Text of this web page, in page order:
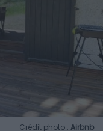
Crédit photo : Airbnb